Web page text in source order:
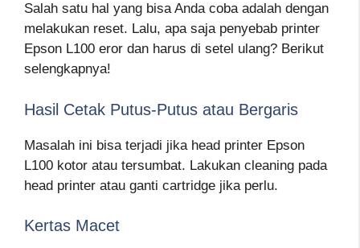
Salah satu hal yang bisa Anda coba adalah dengan
melakukan reset. Lalu, apa saja penyebab printer
Epson L100 eror dan harus di setel ulang? Berikut
selengkapnya!
Hasil Cetak Putus-Putus atau Bergaris
Masalah ini bisa terjadi jika head printer Epson
L100 kotor atau tersumbat. Lakukan cleaning pada
head printer atau ganti cartridge jika perlu.
Kertas Macet